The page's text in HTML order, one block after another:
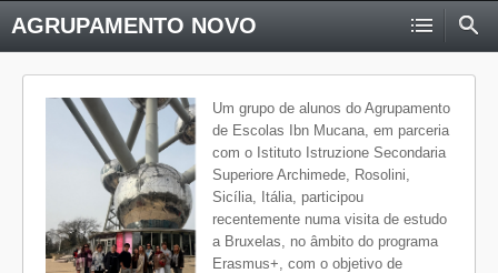
AGRUPAMENTO NOVO
Um grupo de alunos do Agrupamento
de Escolas Ibn Mucana, em parceria
com o Istituto Istruzione Secondaria
Superiore Archimede, Rosolini,
Sicília, Itália, participou
recentemente numa visita de estudo
a Bruxelas, no âmbito do programa
Erasmus+, com o objetivo de